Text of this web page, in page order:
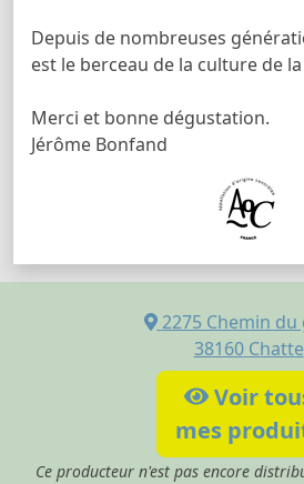
Depuis de nombreuses
est le berceau de la culture de
Merci et bonne dégustation.
Jérôme Bonfand
2275 Chemin
38160 Chatte
Voir
mes
Ce producteur n'est pas encore